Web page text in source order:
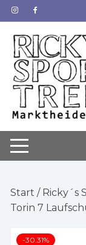
Zum
Inhalt
springen
Start / Ricky´s
Torin 7
-30.31%